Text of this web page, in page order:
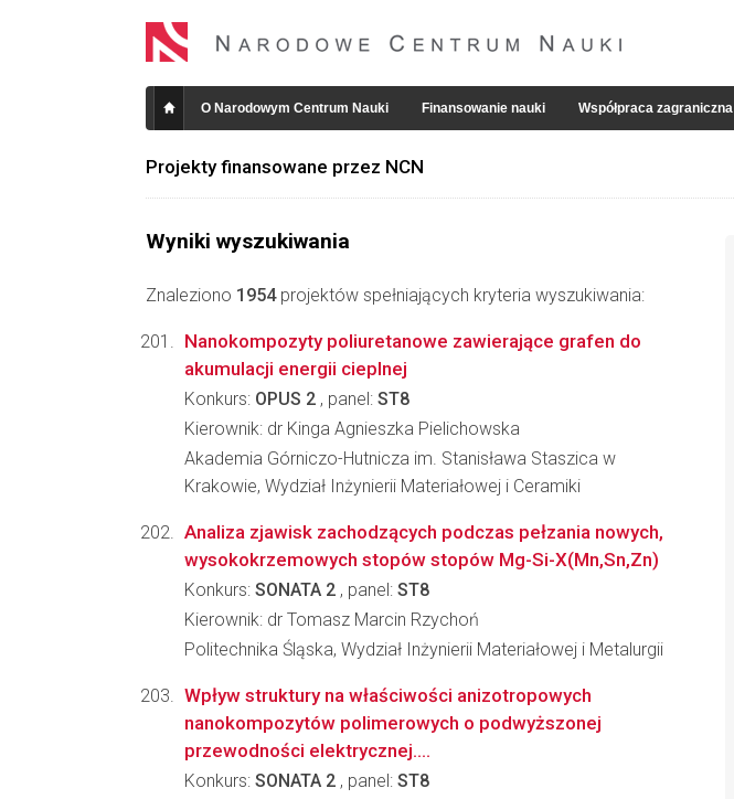
O Narodowym Centrum Nauki Finansowanie nauki Współpraca zagraniczna
Projekty finansowane przez NCN
Wyniki wyszukiwania
Znaleziono 1954projektów spełniających kryteria wyszukiwania:
Nanokompozyty poliuretanowe zawierające grafen do
akumulacji energii cieplnej
Konkurs: OPUS 2 , panel: ST8
Kierownik: dr Kinga Agnieszka Pielichowska
Akademia Górniczo-Hutnicza im. Stanisława Staszica w
Krakowie, Wydział Inżynierii Materiałowej i Ceramiki
Analiza zjawisk zachodzących podczas pełzania nowych,
wysokokrzemowych stopów stopów Mg-Si-X(Mn,Sn,Zn)
Konkurs: SONATA 2 , panel: ST8
Kierownik: dr Tomasz Marcin Rzychoń
Politechnika Śląska, Wydział Inżynierii Materiałowej i Metalurgii
Wpływ struktury na właściwości anizotropowych
nanokompozytów polimerowych o podwyższonej
przewodności elektrycznej....
Konkurs: SONATA 2 , panel: ST8